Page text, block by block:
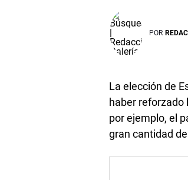
POR
La elección de
haber reforzado
por ejemplo, el
gran cantidad